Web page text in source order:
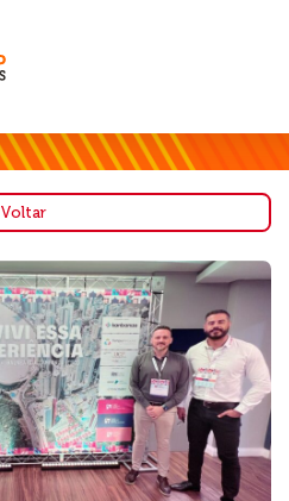
Voltar